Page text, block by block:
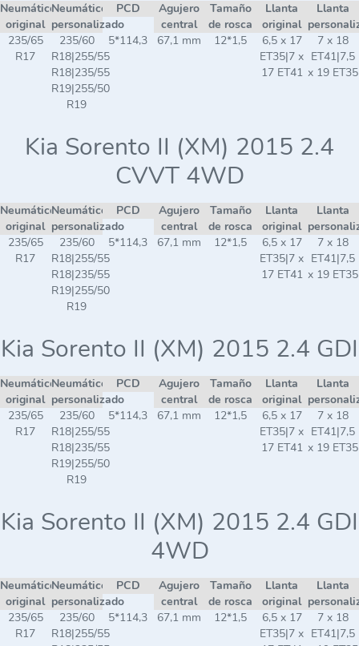
Neumático
original
Neumático
personalizado
PCD
Agujero
central
Tamaño
de rosca
Llanta
original
Llanta
235/65
R17
235/60
R18|255/55
R18|235/55
R19|255/50
R19
5*114,3 67,1 mm 12*1,5
6,5 x 17
ET35|7 x
17 ET41
7 x 18
ET41|7,5
x 19 ET35
Kia Sorento II (XM) 2015 2.4
CVVT 4WD
Neumático
original
Neumático
personalizado
PCD
Agujero
central
Tamaño
de rosca
Llanta
original
Llanta
235/65
R17
235/60
R18|255/55
R18|235/55
R19|255/50
R19
5*114,3 67,1 mm 12*1,5
6,5 x 17
ET35|7 x
17 ET41
7 x 18
ET41|7,5
x 19 ET35
Kia Sorento II (XM) 2015 2.4 GDI
Neumático
original
Neumático
personalizado
PCD
Agujero
central
Tamaño
de rosca
Llanta
original
Llanta
235/65
R17
235/60
R18|255/55
R18|235/55
R19|255/50
R19
5*114,3 67,1 mm 12*1,5
6,5 x 17
ET35|7 x
17 ET41
7 x 18
ET41|7,5
x 19 ET35
Kia Sorento II (XM) 2015 2.4 GDI
4WD
Neumático
original
Neumático
personalizado
PCD
Agujero
central
Tamaño
de rosca
Llanta
original
Llanta
235/65
R17
235/60
R18|255/55
5*114,3 67,1 mm 12*1,5
6,5 x 17
ET35|7 x
7 x 18
ET41|7,5